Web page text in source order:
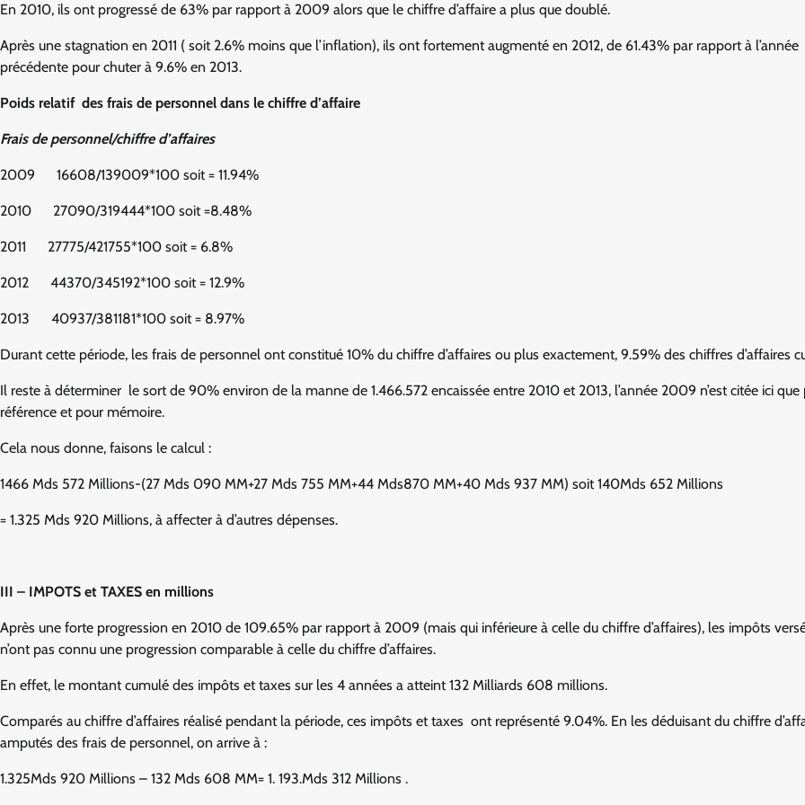
En 2010, ils ont progressé de 63% par rapport à 2009 alors que le chiffre d’affaire a plus que doublé.
Après une stagnation en 2011 ( soit 2.6% moins que l’inflation), ils ont fortement augmenté en 2012, de 61.43% par rapport à l’année
précédente pour chuter à 9.6% en 2013.
Poids relatif des frais de personnel dans le chiffre d’affaire
Frais de personnel/chiffre d’affaires
2009 16608/139009*100 soit = 11.94%
2010 27090/319444*100 soit =8.48%
2011 27775/421755*100 soit = 6.8%
2012 44370/345192*100 soit = 12.9%
2013 40937/381181*100 soit = 8.97%
Durant cette période, les frais de personnel ont constitué 10% du chiffre d’affaires ou plus exactement, 9.59% des chiffres d’affaires
Il reste à déterminer le sort de 90% environ de la manne de 1.466.572 encaissée entre 2010 et 2013, l’année 2009 n’est citée ici que
référence et pour mémoire.
Cela nous donne, faisons le calcul :
1466 Mds 572 Millions-(27 Mds 090 MM+27 Mds 755 MM+44 Mds870 MM+40 Mds 937 MM) soit 140Mds 652 Millions
= 1.325 Mds 920 Millions, à affecter à d’autres dépenses.
III – IMPOTS et TAXES en millions
Après une forte progression en 2010 de 109.65% par rapport à 2009 (mais qui inférieure à celle du chiffre d’affaires), les impôts
n’ont pas connu une progression comparable à celle du chiffre d’affaires.
En effet, le montant cumulé des impôts et taxes sur les 4 années a atteint 132 Milliards 608 millions.
Comparés au chiffre d’affaires réalisé pendant la période, ces impôts et taxes ont représenté 9.04%. En les déduisant du chiffre
amputés des frais de personnel, on arrive à :
1.325Mds 920 Millions – 132 Mds 608 MM= 1. 193.Mds 312 Millions .